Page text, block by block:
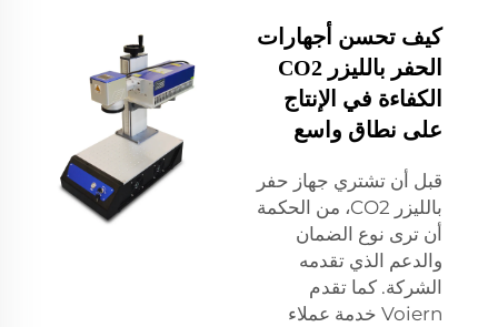
كيف تحسن أجهارات
الحفر بالليزر CO2
الكفاءة في الإنتاج
على نطاق واسع
قبل أن تشتري جهاز حفر
بالليزر CO2، من الحكمة
أن ترى نوع الضمان
والدعم الذي تقدمه
الشركة. كما تقدم
Voiern خدمة عملاء